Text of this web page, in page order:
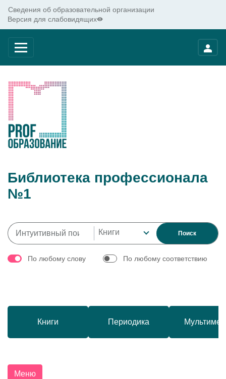
Сведения об образовательной организации
Версия для слабовидящих
Библиотека профессионала
№1
Книги Поиск
По любому слову По любому соответствию
Книги Периодика
Меню